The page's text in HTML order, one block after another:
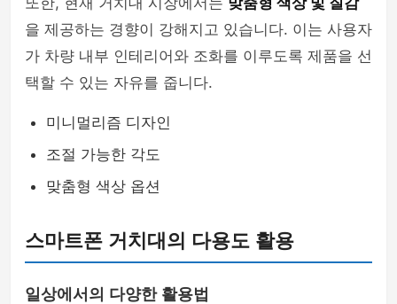
을 제공하는 경향이 강해지고 있습니다. 이는 사용자
가 차량 내부 인테리어와 조화를 이루도록 제품을 선
택할 수 있는 자유를 줍니다.
미니멀리즘 디자인
조절 가능한 각도
맞춤형 색상 옵션
스마트폰 거치대의 다용도 활용
일상에서의 다양한 활용법